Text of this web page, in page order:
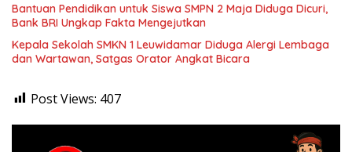
Bantuan Pendidikan untuk Siswa SMPN 2 Maja Diduga Dicuri,
Bank BRI Ungkap Fakta Mengejutkan
Kepala Sekolah SMKN 1 Leuwidamar Diduga Alergi Lembaga
dan Wartawan, Satgas Orator Angkat Bicara
Post Views: 407